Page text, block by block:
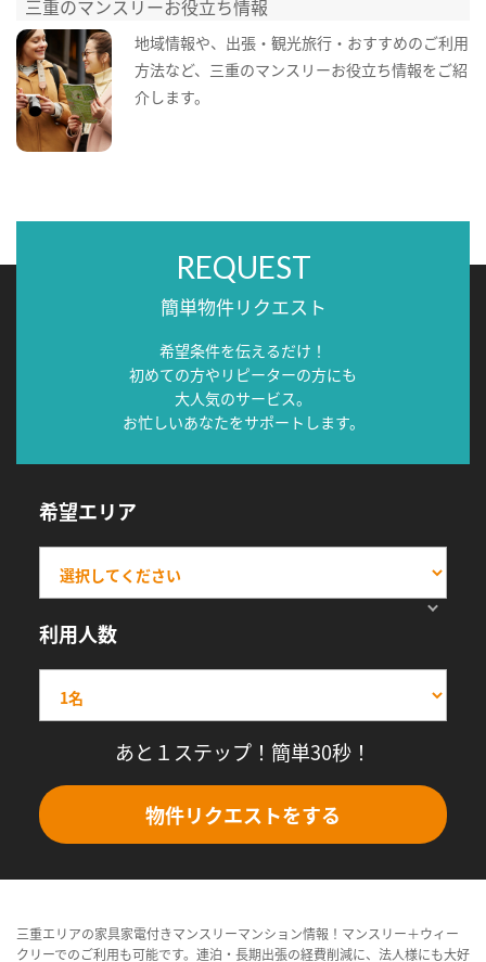
三重のマンスリーお役立ち情報
地域情報や、出張・観光旅行・おすすめのご利用
方法など、三重のマンスリーお役立ち情報をご紹
介します。
REQUEST
簡単物件リクエスト
希望条件を伝えるだけ！
初めての方やリピーターの方にも
大人気のサービス。
お忙しいあなたをサポートします。
希望エリア
利用人数
あと１ステップ！簡単30秒！
物件リクエストをする
三重エリアの家具家電付きマンスリーマンション情報！マンスリー＋ウィー
クリーでのご利用も可能です。連泊・長期出張の経費削減に、法人様にも大好